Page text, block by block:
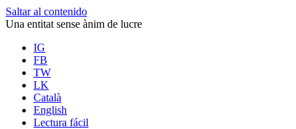
Saltar al contenido
Una entitat sense ànim de lucre
IG
FB
TW
LK
Català
English
Lectura fácil